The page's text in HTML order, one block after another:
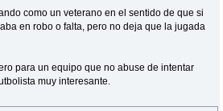
como un veterano en el sentido de que si
en robo o falta, pero no deja que la jugada
para un equipo que no abuse de intentar
muy interesante.